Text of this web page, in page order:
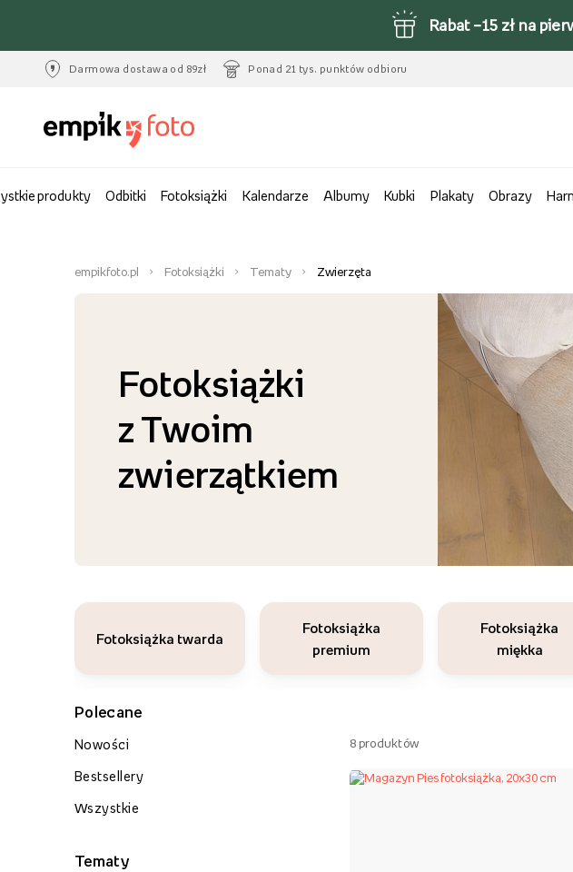
Rabat –15 zł na
Darmowa dostawa od 89zł Ponad 21 tys. punktów odbioru
produkty Odbitki Fotoksiążki Kalendarze Albumy Kubki Plakaty Obrazy
empikfoto.pl Fotoksiążki Tematy Zwierzęta
Fotoksiążki
z Twoim
zwierzątkiem
Fotoksiążka twarda
Fotoksiążka
premium
Fotoksiążka
miękka
Polecane
Nowości
Bestsellery
Wszystkie
Tematy
8 produktów